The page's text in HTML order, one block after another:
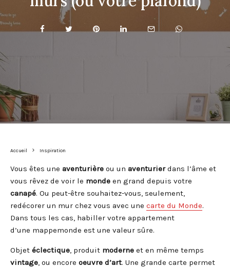
Accueil Inspiration
Vous êtes une aventurière ou un aventurierdans l’âme et
vous rêvez de voir le monde en grand depuis votre
canapé. Ou peut-être souhaitez-vous, seulement,
redécorer un mur chez vous avec une carte du Monde.
Dans tous les cas, habiller votre appartement
d’une mappemonde est une valeur sûre.
Objet éclectique , produit moderne et en même temps
vintage , ou encore oeuvre d’art. Une grande carte permet